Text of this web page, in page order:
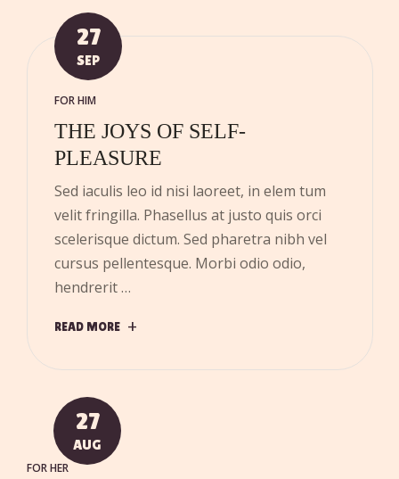
27
SEP
FOR HIM
THE JOYS OF SELF-
PLEASURE
Sed iaculis leo id nisi laoreet, in elem tum
velit fringilla. Phasellus at justo quis orci
scelerisque dictum. Sed pharetra nibh vel
cursus pellentesque. Morbi odio odio,
hendrerit …
READ MORE
27
AUG
FOR HER